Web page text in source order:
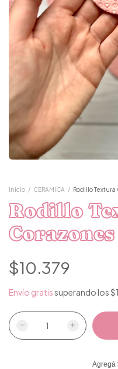
Inicio / CERAMICA / Rodillo Textura
Rodillo
$10.379
Envío gratis superando los
Agregá